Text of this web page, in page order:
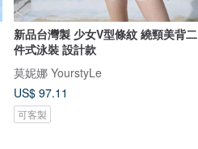
新品台灣製 少女V型條紋 繞頸美背二
件式泳裝 設計款
莫妮娜 YourstyLe
US$ 97.11
可客製